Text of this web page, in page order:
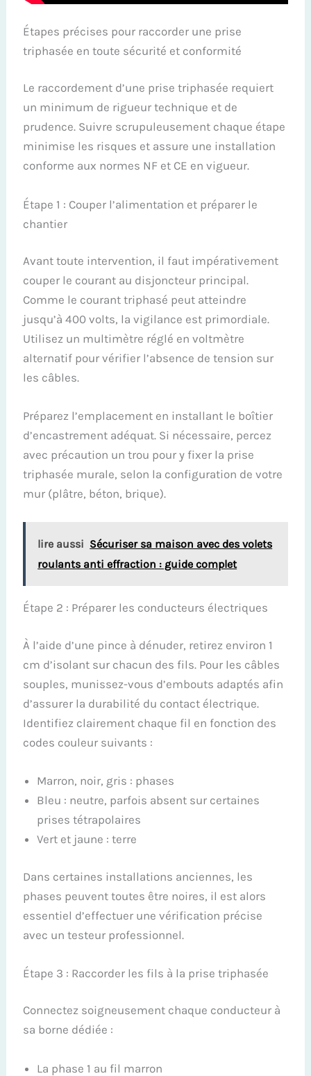
Étapes précises pour raccorder une prise
triphasée en toute sécurité et conformité
Le raccordement d’une prise triphasée requiert
un minimum de rigueur technique et de
prudence. Suivre scrupuleusement chaque étape
minimise les risques et assure une installation
conforme aux normes NF et CE en vigueur.
Étape 1 : Couper l’alimentation et préparer le
chantier
Avant toute intervention, il faut impérativement
couper le courant au disjoncteur principal.
Comme le courant triphasé peut atteindre
jusqu’à 400 volts, la vigilance est primordiale.
Utilisez un multimètre réglé en voltmètre
alternatif pour vérifier l’absence de tension sur
les câbles.
Préparez l’emplacement en installant le boîtier
d’encastrement adéquat. Si nécessaire, percez
avec précaution un trou pour y fixer la prise
triphasée murale, selon la configuration de votre
mur (plâtre, béton, brique).
lire aussi Sécuriser sa maison avec des volets
roulants anti effraction : guide complet
Étape 2 : Préparer les conducteurs électriques
À l’aide d’une pince à dénuder, retirez environ 1
cm d’isolant sur chacun des fils. Pour les câbles
souples, munissez-vous d’embouts adaptés afin
d’assurer la durabilité du contact électrique.
Identifiez clairement chaque fil en fonction des
codes couleur suivants :
Marron, noir, gris : phases
Bleu : neutre, parfois absent sur certaines
prises tétrapolaires
Vert et jaune : terre
Dans certaines installations anciennes, les
phases peuvent toutes être noires, il est alors
essentiel d’effectuer une vérification précise
avec un testeur professionnel.
Étape 3 : Raccorder les fils à la prise triphasée
Connectez soigneusement chaque conducteur à
sa borne dédiée :
La phase 1 au fil marron